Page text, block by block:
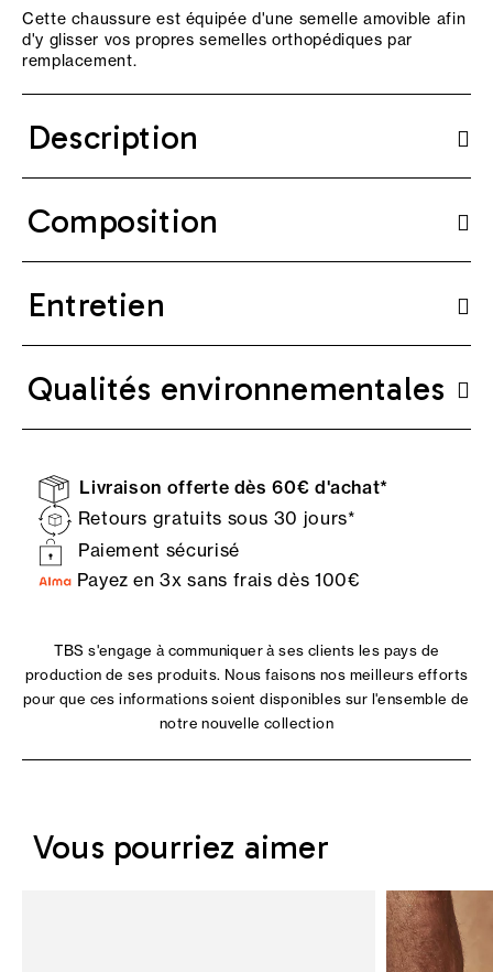
Cette chaussure est équipée d'une semelle amovible afin
d'y glisser vos propres semelles orthopédiques par
remplacement.
Description
Composition
Entretien
Qualités environnementales
Livraison offerte dès 60€ d'achat*
Retours gratuits sous 30 jours*
Paiement sécurisé
Payez en 3x sans frais dès 100€
TBS s'engage à communiquer à ses clients les pays de
production de ses produits. Nous faisons nos meilleurs efforts
pour que ces informations soient disponibles sur l'ensemble de
notre nouvelle collection
Vous pourriez aimer